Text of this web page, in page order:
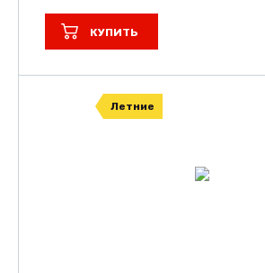
КУПИТЬ
Летние